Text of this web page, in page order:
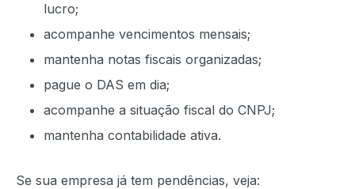
lucro;
acompanhe vencimentos mensais;
mantenha notas fiscais organizadas;
pague o DAS em dia;
acompanhe a situação fiscal do CNPJ;
mantenha contabilidade ativa.
Se sua empresa já tem pendências, veja: